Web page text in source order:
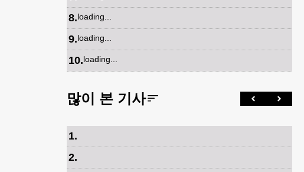
8.loading...
9.loading...
10.loading...
많이 본 기사
1.
2.